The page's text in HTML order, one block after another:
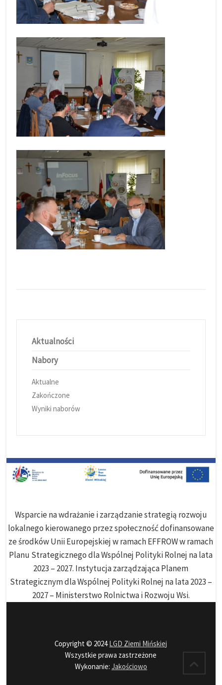
Aktualności
Nabory
Aktualne
Zakończone
Wyniki naborów
Wsparcie na wdrażanie i zarządzanie strategią rozwoju
lokalnego kierowanego przez społeczność dofinansowane
ze środków Unii Europejskiej w ramach EFFROW w ramach
Planu Strategicznego dla Wspólnej Polityki Rolnej na lata
2023 – 2027. Instytucja zarządzająca Planem
Strategicznym dla Wspólnej Polityki Rolnej na lata 2023 –
2027 – Ministerstwo Rolnictwa i Rozwoju Wsi.
Copyright © 2024LGD Ziemi Mińskiej
Wszystkie prawa zastrzeżone
Wykonanie: Jakościowo